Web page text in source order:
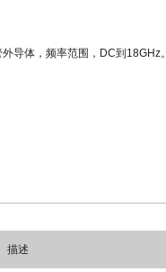
导体，频率范围，DC到18GHz。
描述